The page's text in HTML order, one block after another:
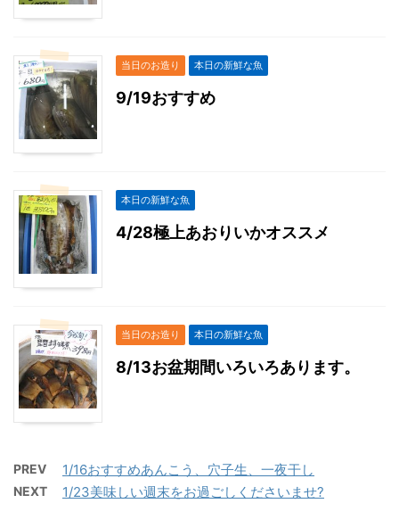
当日のお造り 本日の新鮮な魚
9/19おすすめ
本日の新鮮な魚
4/28極上あおりいかオススメ
当日のお造り 本日の新鮮な魚
8/13お盆期間いろいろあります。
PREV 1/16おすすめあんこう、穴子生、一夜干し
NEXT 1/23美味しい週末をお過ごしくださいませ?